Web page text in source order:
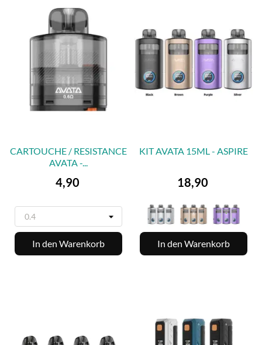
CARTOUCHE / RESISTANCE
AVATA -...
Preis
4,90
In den Warenkorb
KIT AVATA 15ML - ASPIRE
Preis
18,90
In den Warenkorb